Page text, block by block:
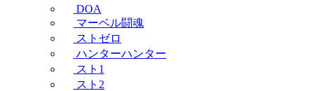
DOA
マーベル闘魂
ストゼロ
ハンターハンター
スト1
スト2